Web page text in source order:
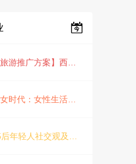
【旅游推广方案】西安城市旅游介绍PPT（古风/文化/历史）
中女时代：女性生活方式及消费洞察
05后年轻人社交观及行为研究2025